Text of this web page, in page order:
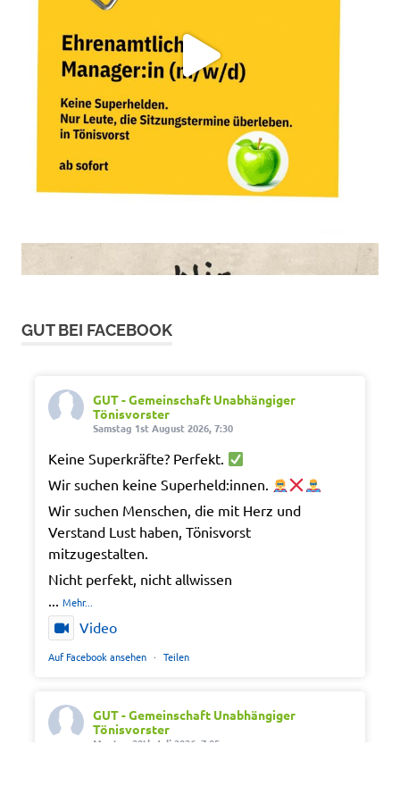
GUT BEI FACEBOOK
GUT - Gemeinschaft Unabhängiger
Tönisvorster
Samstag 1st August 2026, 7:30
Keine Superkräfte? Perfekt.
Wir suchen keine Superheld:innen.
Wir suchen Menschen, die mit Herz und
Verstand Lust haben, Tönisvorst
mitzugestalten.
Nicht perfekt, nicht allwissen
... Mehr...
Video
Auf Facebook ansehen · Teilen
GUT - Gemeinschaft Unabhängiger
Tönisvorster
Montag 20th Juli 2026, 7:05